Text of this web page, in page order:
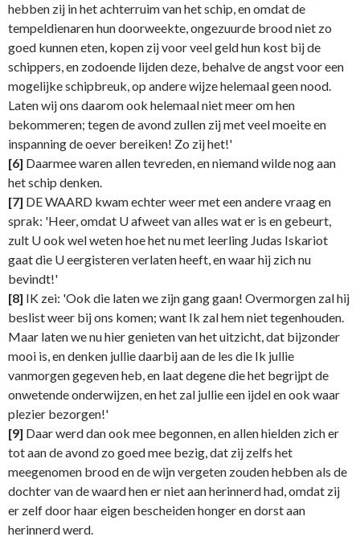
hebben zij in het achterruim van het schip, en omdat de
tempeldienaren hun doorweekte, ongezuurde brood niet zo
goed kunnen eten, kopen zij voor veel geld hun kost bij de
schippers, en zodoende lijden deze, behalve de angst voor een
mogelijke schipbreuk, op andere wijze helemaal geen nood.
Laten wij ons daarom ook helemaal niet meer om hen
bekommeren; tegen de avond zullen zij met veel moeite en
inspanning de oever bereiken! Zo zij het!'
[6] Daarmee waren allen tevreden, en niemand wilde nog aan
het schip denken.
[7] DE WAARD kwam echter weer met een andere vraag en
sprak: 'Heer, omdat U afweet van alles wat er is en gebeurt,
zult U ook wel weten hoe het nu met leerling Judas Iskariot
gaat die U eergisteren verlaten heeft, en waar hij zich nu
bevindt!'
[8] IK zei: 'Ook die laten we zijn gang gaan! Overmorgen zal hij
beslist weer bij ons komen; want Ik zal hem niet tegenhouden.
Maar laten we nu hier genieten van het uitzicht, dat bijzonder
mooi is, en denken jullie daarbij aan de les die Ik jullie
vanmorgen gegeven heb, en laat degene die het begrijpt de
onwetende onderwijzen, en het zal jullie een ijdel en ook waar
plezier bezorgen!'
[9] Daar werd dan ook mee begonnen, en allen hielden zich er
tot aan de avond zo goed mee bezig, dat zij zelfs het
meegenomen brood en de wijn vergeten zouden hebben als de
dochter van de waard hen er niet aan herinnerd had, omdat zij
er zelf door haar eigen bescheiden honger en dorst aan
herinnerd werd.